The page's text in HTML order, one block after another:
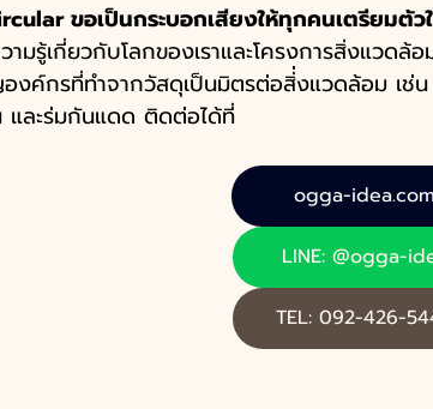
ขอเป็นกระบอกเสียงให้ทุกคนเตรียมตัว
มรู้เกี่ยวกับโลกของเราและโครงการสิ่งแวด
งค์กรที่ทำจากวัสดุเป็นมิตรต่อสิ่่งแวดล้อม เช่น
และร่มกันแดด ติดต่อได้ที่
ogga-idea.com
LINE: @ogga-
TEL: 092-426-